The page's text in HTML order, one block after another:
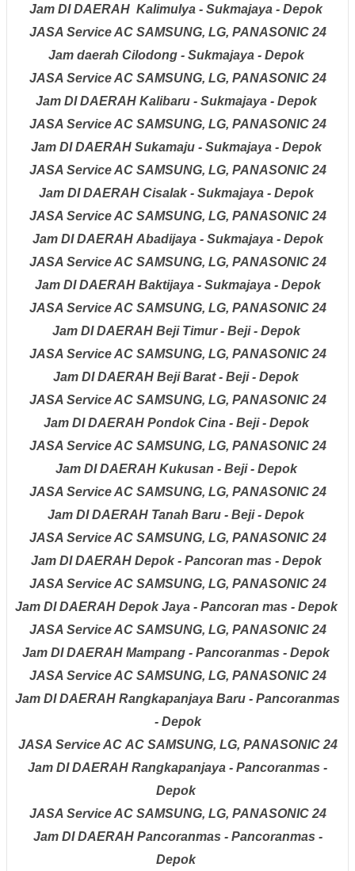
Jam DI DAERAH Kalimulya - Sukmajaya - Depok
JASA Service AC SAMSUNG, LG, PANASONIC 24
Jamdaerah Cilodong - Sukmajaya - Depok
JASA Service AC SAMSUNG, LG, PANASONIC 24
Jam DI DAERAH Kalibaru - Sukmajaya - Depok
JASA Service AC SAMSUNG, LG, PANASONIC 24
Jam DI DAERAH Sukamaju - Sukmajaya - Depok
JASA Service AC SAMSUNG, LG, PANASONIC 24
Jam DI DAERAH Cisalak - Sukmajaya - Depok
JASA Service AC SAMSUNG, LG, PANASONIC 24
Jam DI DAERAH Abadijaya - Sukmajaya - Depok
JASA Service AC SAMSUNG, LG, PANASONIC 24
Jam DI DAERAH Baktijaya - Sukmajaya - Depok
JASA Service AC SAMSUNG, LG, PANASONIC 24
Jam DI DAERAH Beji Timur - Beji - Depok
JASA Service AC SAMSUNG, LG, PANASONIC 24
Jam DI DAERAH Beji Barat - Beji - Depok
JASA Service AC SAMSUNG, LG, PANASONIC 24
Jam DI DAERAH Pondok Cina - Beji - Depok
JASA Service AC SAMSUNG, LG, PANASONIC 24
Jam DI DAERAH Kukusan - Beji - Depok
JASA Service AC SAMSUNG, LG, PANASONIC 24
Jam DI DAERAH Tanah Baru - Beji - Depok
JASA Service AC SAMSUNG, LG, PANASONIC 24
Jam DI DAERAH Depok - Pancoran mas - Depok
JASA Service AC SAMSUNG, LG, PANASONIC 24
Jam DI DAERAH Depok Jaya - Pancoran mas - Depok
JASA Service AC SAMSUNG, LG, PANASONIC 24
Jam DI DAERAH Mampang - Pancoranmas - Depok
JASA Service AC SAMSUNG, LG, PANASONIC 24
Jam DI DAERAH Rangkapanjaya Baru - Pancoranmas
- Depok
JASA Service AC AC SAMSUNG, LG, PANASONIC 24
Jam DI DAERAH Rangkapanjaya - Pancoranmas -
Depok
JASA Service AC SAMSUNG, LG, PANASONIC 24
Jam DI DAERAH Pancoranmas - Pancoranmas -
Depok